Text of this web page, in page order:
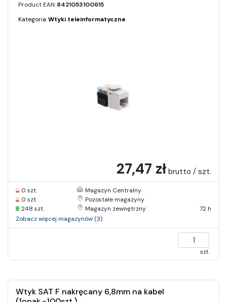
Product EAN:8421053100615
Kategoria:Wtyki teleinformatyczne
27,47 zł brutto / szt.
0 szt.
Magazyn Centralny
0 szt.
Pozostałe magazyny
248 szt.
Magazyn zewnętrzny
72 h
Zobacz więcej magazynów (3)
szt.
Wtyk SAT F nakręcany 6,8mm na kabel